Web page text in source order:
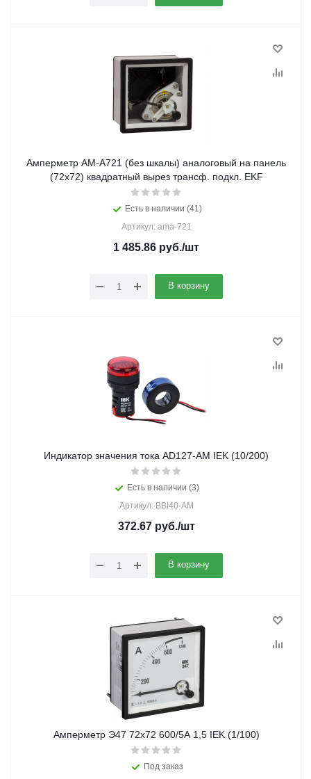
Амперметр АМ-A721 (без шкалы) аналоговый на панель
(72х72) квадратный вырез трансф. подкл. EKF
Есть в наличии (41)
Артикул: ama-721
1 485.86 руб./шт
В корзину
Индикатор значения тока AD127-AM IEK (10/200)
Есть в наличии (3)
Артикул: BBI40-AM
372.67руб./шт
В корзину
Амперметр Э47 72х72 600/5А 1,5 IEK (1/100)
Под заказ